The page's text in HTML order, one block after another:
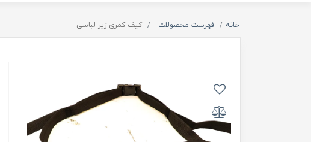
خانه فهرست محصولات کیف کمری زیر لباسی